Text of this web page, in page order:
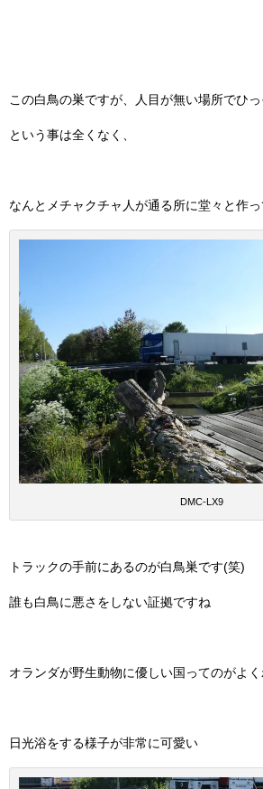
この白鳥の巣ですが、人目が無い場所でひっ
という事は全くなく、
なんとメチャクチャ人が通る所に堂々と作
DMC-LX9
トラックの手前にあるのが白鳥巣です(笑)
誰も白鳥に悪さをしない証拠ですね
オランダが野生動物に優しい国ってのがよ
日光浴をする様子が非常に可愛い